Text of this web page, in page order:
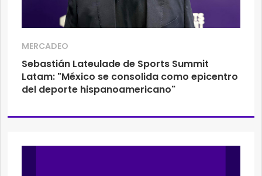
MERCADEO
Sebastián Lateulade de Sports Summit
Latam: "México se consolida como epicentro
del deporte hispanoamericano"